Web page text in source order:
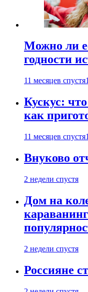
Можно ли
годности
11 месяцев спустя
Кускус:
как
11 месяцев спустя
Внуково
2 недели спустя
Дом на
2 недели спустя
Россияне